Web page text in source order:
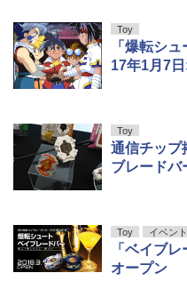
Toy
「爆転シ
17年1月7
Toy
通信チップ
ブレードバ
Toy イベント
「ベイブ
オープン